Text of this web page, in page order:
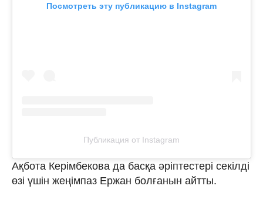
Посмотреть эту публикацию в Instagram
Публикация от Instagram
Ақбота Керімбекова да басқа әріптестері секілді
өзі үшін жеңімпаз Ержан болғанын айтты.